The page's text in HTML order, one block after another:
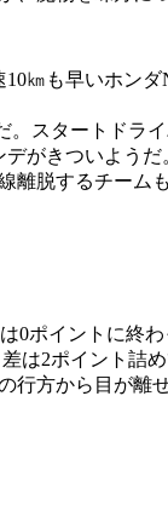
㎞も早いホン
スタートド
がきついよう
脱するチー
0ポイントに終
は2ポイント
行方から目が離